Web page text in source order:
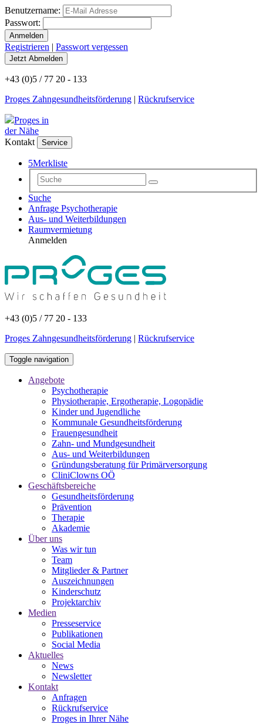
Benutzername:
Passwort:
Registrieren | Passwort vergessen
+43 (0)5 / 77 20 - 133
Proges Zahngesundheitsförderung | Rückrufservice
Proges in
der Nähe
Kontakt
Service
5Merkliste
Suche
Anfrage Psychotherapie
Aus- und Weiterbildungen
Raumvermietung
Anmelden
+43 (0)5 / 77 20 - 133
Proges Zahngesundheitsförderung | Rückrufservice
Toggle navigation
Angebote
Psychotherapie
Physiotherapie, Ergotherapie, Logopädie
Kinder und Jugendliche
Kommunale Gesundheitsförderung
Frauengesundheit
Zahn- und Mundgesundheit
Aus- und Weiterbildungen
Gründungsberatung für Primärversorgung
CliniClowns OÖ
Geschäftsbereiche
Gesundheitsförderung
Prävention
Therapie
Akademie
Über uns
Was wir tun
Team
Mitglieder & Partner
Auszeichnungen
Kinderschutz
Projektarchiv
Medien
Presseservice
Publikationen
Social Media
Aktuelles
News
Newsletter
Kontakt
Anfragen
Rückrufservice
Proges in Ihrer Nähe